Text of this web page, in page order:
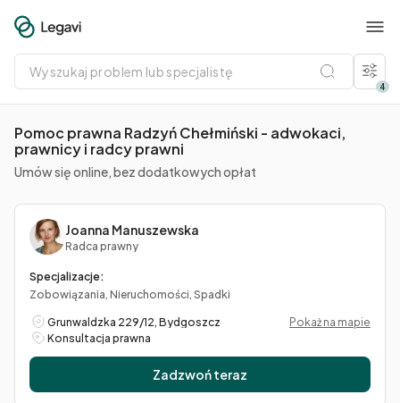
Wyszukaj
problem
lub
specjalistę
4
Pomoc prawna Radzyń Chełmiński - adwokaci,
prawnicy i radcy prawni
Umów się online, bez dodatkowych opłat
Joanna Manuszewska
Radca prawny
Specjalizacje:
Zobowiązania, Nieruchomości, Spadki
Grunwaldzka 229/12, Bydgoszcz
Pokaż na mapie
Konsultacja prawna
Zadzwoń teraz